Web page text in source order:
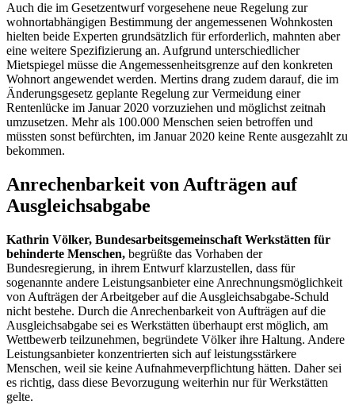
Auch die im Gesetzentwurf vorgesehene neue Regelung zur
wohnortabhängigen Bestimmung der angemessenen Wohnkosten
hielten beide Experten grundsätzlich für erforderlich, mahnten aber
eine weitere Spezifizierung an. Aufgrund unterschiedlicher
Mietspiegel müsse die Angemessenheitsgrenze auf den konkreten
Wohnort angewendet werden. Mertins drang zudem darauf, die im
Änderungsgesetz geplante Regelung zur Vermeidung einer
Rentenlücke im Januar 2020 vorzuziehen und möglichst zeitnah
umzusetzen. Mehr als 100.000 Menschen seien betroffen und
müssten sonst befürchten, im Januar 2020 keine Rente ausgezahlt zu
bekommen.
Anrechenbarkeit von Aufträgen auf
Ausgleichsabgabe
Kathrin Völker, Bundesarbeitsgemeinschaft Werkstätten für
behinderte Menschen, begrüßte das Vorhaben der
Bundesregierung, in ihrem Entwurf klarzustellen, dass für
sogenannte andere Leistungsanbieter eine Anrechnungsmöglichkeit
von Aufträgen der Arbeitgeber auf die Ausgleichsabgabe-Schuld
nicht bestehe. Durch die Anrechenbarkeit von Aufträgen auf die
Ausgleichsabgabe sei es Werkstätten überhaupt erst möglich, am
Wettbewerb teilzunehmen, begründete Völker ihre Haltung. Andere
Leistungsanbieter konzentrierten sich auf leistungsstärkere
Menschen, weil sie keine Aufnahmeverpflichtung hätten. Daher sei
es richtig, dass diese Bevorzugung weiterhin nur für Werkstätten
gelte.